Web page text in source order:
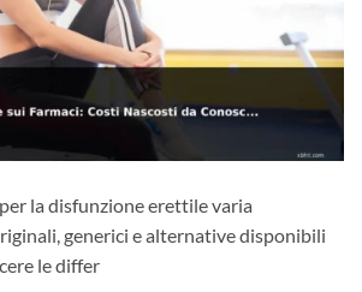
la disfunzione erettile varia
generici e alternative disponibili
le differ